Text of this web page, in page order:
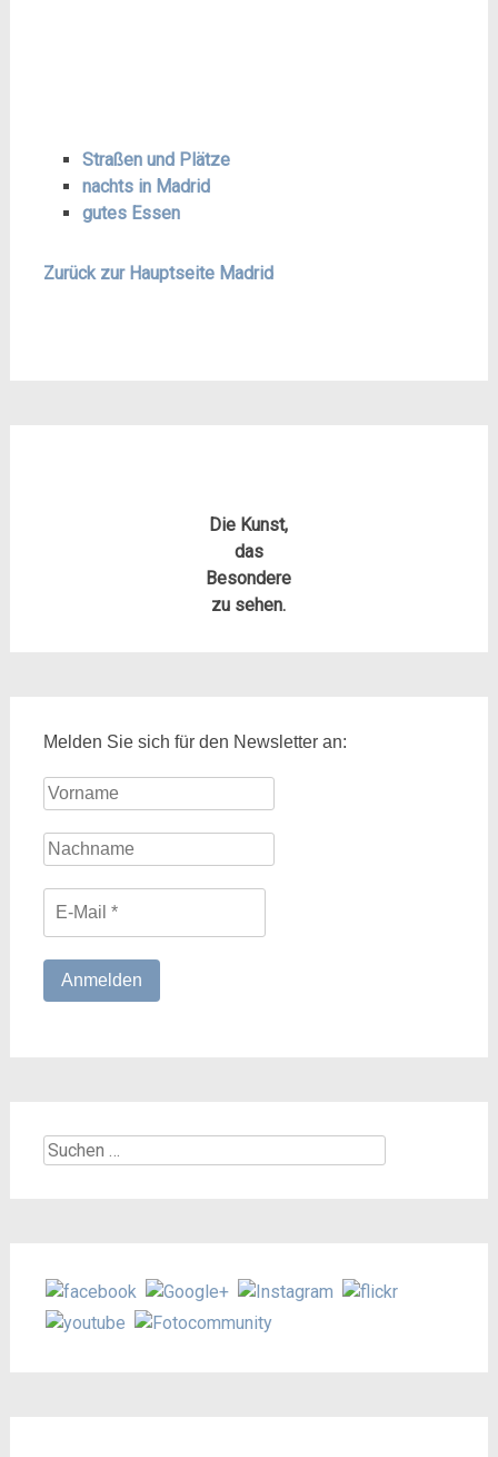
Straßen und Plätze
nachts in Madrid
gutes Essen
Zurück zur Hauptseite Madrid
Die Kunst,
das
Besondere
zu sehen.
Melden Sie sich für den Newsletter an:
Suchen